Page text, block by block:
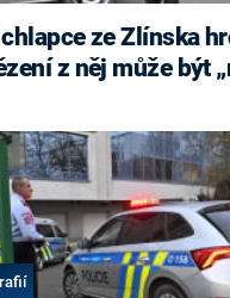
z něj může být